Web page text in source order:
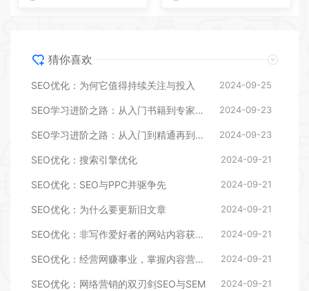
猜你喜欢
SEO优化：为何它值得持续关注与投入 2024-09-25
SEO学习进阶之路：从入门书籍到专家博客的全面指南 2024-09-23
SEO学习进阶之路：从入门到精通再到专家 2024-09-23
SEO优化：搜索引擎优化 2024-09-21
SEO优化：SEO与PPC并驱争先 2024-09-21
SEO优化：为什么要更新旧文章 2024-09-21
SEO优化：非写作爱好者的网站内容获取策略与技巧 2024-09-21
SEO优化：经营网赚事业，掌握内容营销精髓 2024-09-21
SEO优化：网络营销的双刃剑SEO与SEM 2024-09-21